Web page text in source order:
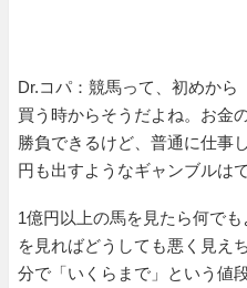
Dr.コパ：競馬って、初めから
買う時からそうだよね。お金
勝負できるけど、普通に仕事
円も出すようなギャンブルは
1億円以上の馬を見たら何で
を見ればどうしても悪く見え
分で「いくらまで」という値